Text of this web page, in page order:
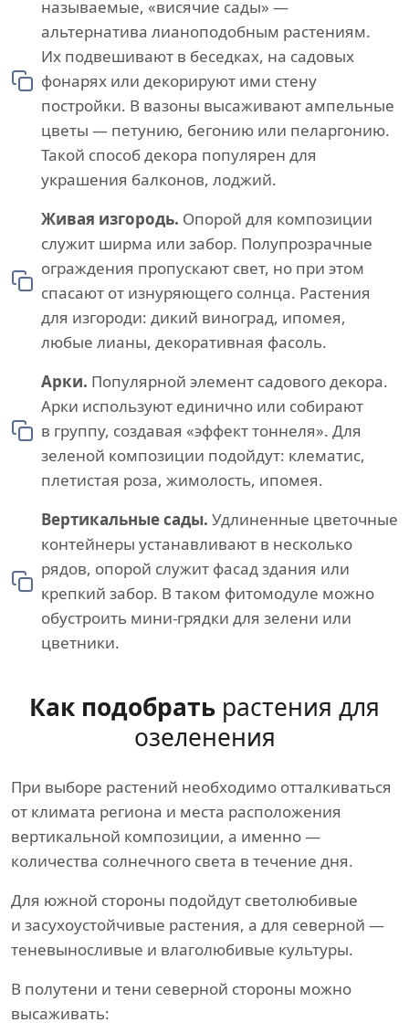
называемые, «висячие сады» —
альтернатива лианоподобным растениям.
Их подвешивают в беседках, на садовых
фонарях или декорируют ими стену
постройки. В вазоны высаживают ампельные
цветы — петунию, бегонию или пеларгонию.
Такой способ декора популярен для
украшения балконов, лоджий.
Живая изгородь. Опорой для композиции
служит ширма или забор. Полупрозрачные
ограждения пропускают свет, но при этом
спасают от изнуряющего солнца. Растения
для изгороди: дикий виноград, ипомея,
любые лианы, декоративная фасоль.
Арки. Популярной элемент садового декора.
Арки используют единично или собирают
в группу, создавая «эффект тоннеля». Для
зеленой композиции подойдут: клематис,
плетистая роза, жимолость, ипомея.
Вертикальные сады. Удлиненные цветочные
контейнеры устанавливают в несколько
рядов, опорой служит фасад здания или
крепкий забор. В таком фитомодуле можно
обустроить мини-грядки для зелени или
цветники.
Как подобрать растения для
озеленения
При выборе растений необходимо отталкиваться
от климата региона и места расположения
вертикальной композиции, а именно —
количества солнечного света в течение дня.
Для южной стороны подойдут светолюбивые
и засухоустойчивые растения, а для северной —
теневыносливые и влаголюбивые культуры.
В полутени и тени северной стороны можно
высаживать: